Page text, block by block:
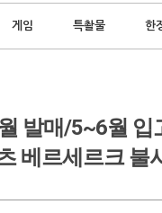
게임 특촬물 한
발매/5~6월 입
베르세르크 불